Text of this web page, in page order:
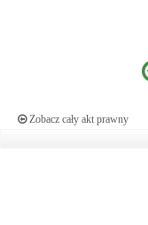
Zobacz cały akt prawny